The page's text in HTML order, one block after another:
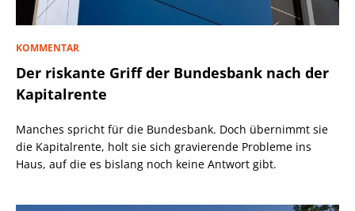
KOMMENTAR
Der riskante Griff der Bundesbank nach der
Kapitalrente
Manches spricht für die Bundesbank. Doch übernimmt sie
die Kapitalrente, holt sie sich gravierende Probleme ins
Haus, auf die es bislang noch keine Antwort gibt.